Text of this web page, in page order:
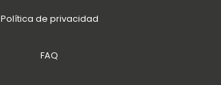
Política de privacidad
FAQ